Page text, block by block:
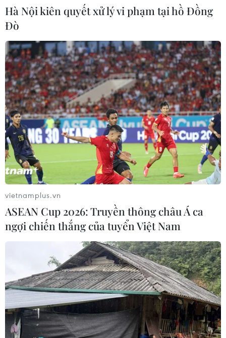
TIN CÙNG CHUYÊN MỤC
Grab bị phạt 1,36 tỷ đồng do vi phạm
quy định bảo vệ quyền lợi người tiêu
dùng
08/08/2026 04:15
Naver và NVIDIA tăng tốc xây dựng
“Nhà máy AI,” hướng tới doanh thu
Hà Nội kiên quyết xử lý vi phạm tại hồ Đồng
Đò
vietnamplus.vn
ASEAN Cup 2026: Truyền thông châu Á ca
ngợi chiến thắng của tuyển Việt Nam